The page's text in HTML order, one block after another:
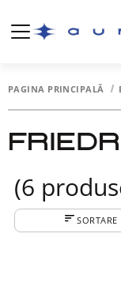
PAGINA PRINCIPALĂ
(6
SORTARE